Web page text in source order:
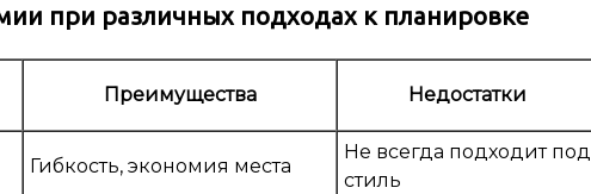
при различных подходах к планировке
Преимущества Недостатки
Гибкость, экономия места
Не всегда подходит под
стиль